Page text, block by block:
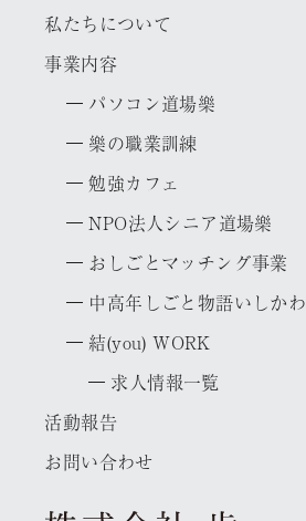
私たちについて
事業内容
パソコン道場樂
樂の職業訓練
勉強カフェ
NPO法人シニア道場樂
おしごとマッチング事業
中高年しごと物語いしかわ
結(you) WORK
求人情報一覧
活動報告
お問い合わせ